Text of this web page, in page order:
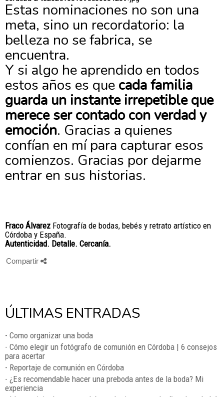
Estas nominaciones no son una
meta, sino un recordatorio: la
belleza no se fabrica, se
encuentra.
Y si algo he aprendido en todos
estos años es que cada familia
guarda un instante irrepetible que
merece ser contado con verdad y
emoción. Gracias a quienes
confían en mí para capturar esos
comienzos. Gracias por dejarme
entrar en sus historias.
Fraco Álvarez Fotografía de bodas, bebés y retrato artístico en
Córdoba y España.
Autenticidad. Detalle. Cercanía.
Compartir
ÚLTIMAS ENTRADAS
- Como organizar una boda
- Cómo elegir un fotógrafo de comunión en Córdoba | 6 consejos
para acertar
- Reportaje de comunión en Córdoba
- ¿Es recomendable hacer una preboda antes de la boda? Mi
experiencia